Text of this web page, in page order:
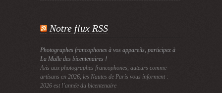
Notre flux RSS
Photographes francophones à vos appareils, participez à
La Malle des bicentenaires !
Avis aux photographes francophones, auteurs comme
artisans en 2026, les Nautes de Paris vous informent :
2026 est l’année du bicentenaire